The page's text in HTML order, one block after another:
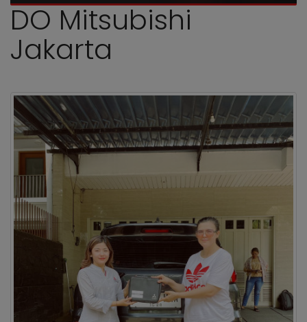
DO Mitsubishi
Jakarta